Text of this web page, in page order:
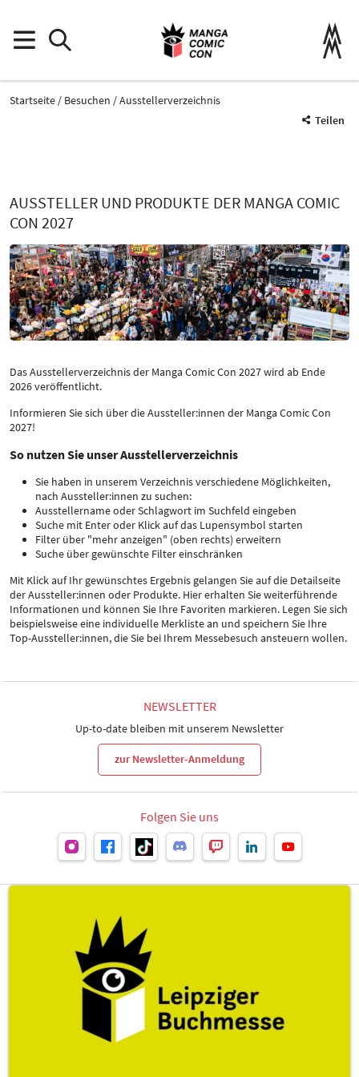
Startseite Besuchen
Ausstellerverzeichnis
Teilen
AUSSTELLER UND PRODUKTE DER MANGA COMIC
CON 2027
Das Ausstellerverzeichnis der Manga Comic Con 2027 wird ab Ende
2026 veröffentlicht.
Informieren Sie sich über die Aussteller:innen der Manga Comic Con
2027!
So nutzen Sie unser Ausstellerverzeichnis
Sie haben in unserem Verzeichnis verschiedene Möglichkeiten,
nach Aussteller:innen zu suchen:
Ausstellername oder Schlagwort im Suchfeld eingeben
Suche mit Enter oder Klick auf das Lupensymbol starten
Filter über "mehr anzeigen" (oben rechts) erweitern
Suche über gewünschte Filter einschränken
Mit Klick auf Ihr gewünschtes Ergebnis gelangen Sie auf die Detailseite
der Aussteller:innen oder Produkte. Hier erhalten Sie weiterführende
Informationen und können Sie Ihre Favoriten markieren. Legen Sie sich
beispielsweise eine individuelle Merkliste an und speichern Sie Ihre
Top-Aussteller:innen, die Sie bei Ihrem Messebesuch ansteuern wollen.
NEWSLETTER
Up-to-date bleiben mit unserem Newsletter
zur Newsletter-Anmeldung
Folgen Sie uns